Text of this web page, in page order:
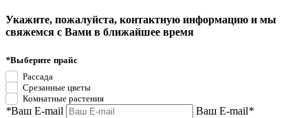
Укажите, пожалуйста, контактную информацию и мы
свяжемся с Вами в ближайшее время
*Выберите прайс
Рассада
Срезанные цветы
Комнатные растения
*Ваш E-mail Ваш E-mail*